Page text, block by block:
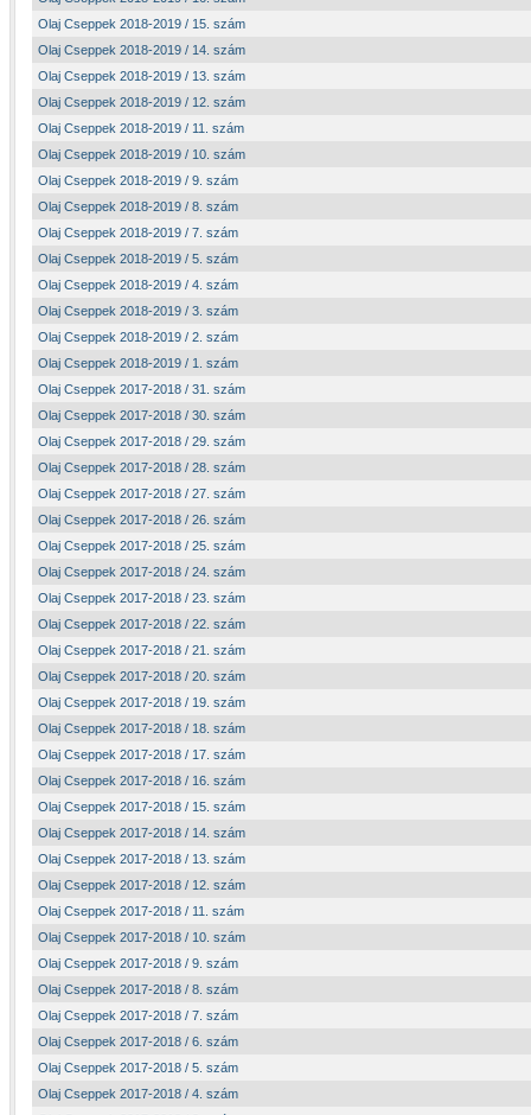
Olaj Cseppek 2018-2019 / 15. szám
Olaj Cseppek 2018-2019 / 14. szám
Olaj Cseppek 2018-2019 / 13. szám
Olaj Cseppek 2018-2019 / 12. szám
Olaj Cseppek 2018-2019 / 11. szám
Olaj Cseppek 2018-2019 / 10. szám
Olaj Cseppek 2018-2019 / 9. szám
Olaj Cseppek 2018-2019 / 8. szám
Olaj Cseppek 2018-2019 / 7. szám
Olaj Cseppek 2018-2019 / 5. szám
Olaj Cseppek 2018-2019 / 4. szám
Olaj Cseppek 2018-2019 / 3. szám
Olaj Cseppek 2018-2019 / 2. szám
Olaj Cseppek 2018-2019 / 1. szám
Olaj Cseppek 2017-2018 / 31. szám
Olaj Cseppek 2017-2018 / 30. szám
Olaj Cseppek 2017-2018 / 29. szám
Olaj Cseppek 2017-2018 / 28. szám
Olaj Cseppek 2017-2018 / 27. szám
Olaj Cseppek 2017-2018 / 26. szám
Olaj Cseppek 2017-2018 / 25. szám
Olaj Cseppek 2017-2018 / 24. szám
Olaj Cseppek 2017-2018 / 23. szám
Olaj Cseppek 2017-2018 / 22. szám
Olaj Cseppek 2017-2018 / 21. szám
Olaj Cseppek 2017-2018 / 20. szám
Olaj Cseppek 2017-2018 / 19. szám
Olaj Cseppek 2017-2018 / 18. szám
Olaj Cseppek 2017-2018 / 17. szám
Olaj Cseppek 2017-2018 / 16. szám
Olaj Cseppek 2017-2018 / 15. szám
Olaj Cseppek 2017-2018 / 14. szám
Olaj Cseppek 2017-2018 / 13. szám
Olaj Cseppek 2017-2018 / 12. szám
Olaj Cseppek 2017-2018 / 11. szám
Olaj Cseppek 2017-2018 / 10. szám
Olaj Cseppek 2017-2018 / 9. szám
Olaj Cseppek 2017-2018 / 8. szám
Olaj Cseppek 2017-2018 / 7. szám
Olaj Cseppek 2017-2018 / 6. szám
Olaj Cseppek 2017-2018 / 5. szám
Olaj Cseppek 2017-2018 / 4. szám